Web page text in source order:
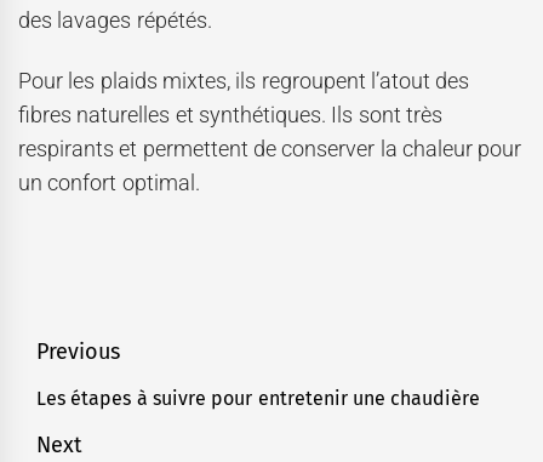
des lavages répétés.
Pour les plaids mixtes, ils regroupent l’atout des
fibres naturelles et synthétiques. Ils sont très
respirants et permettent de conserver la chaleur pour
un confort optimal.
Navigation
de
l’article
Previous
Previous
Les étapes à suivre pour entretenir une chaudière
Next